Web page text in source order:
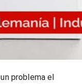
problema el